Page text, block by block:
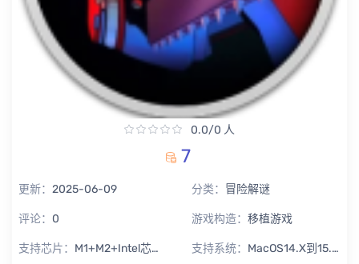
0.0/0 人
7
更新： 2025-06-09 分类： 冒险解谜
评论： 0 游戏构造： 移植游戏
支持芯片： M1+M2+Intel芯片通用 支持系统： MacOS14.X到15.X Sequoia